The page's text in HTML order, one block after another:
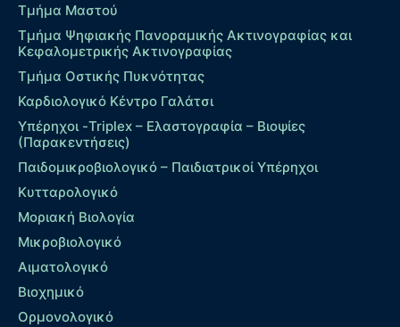
Τμήμα Μαστού
Τμήμα Ψηφιακής Πανοραμικής Ακτινογραφίας και
Κεφαλομετρικής Ακτινογραφίας
Τμήμα Οστικής Πυκνότητας
Καρδιολογικό Κέντρο Γαλάτσι
Υπέρηχοι -Triplex – Eλαστογραφία – Βιοψίες
(Παρακεντήσεις)
Παιδομικροβιολογικό – Παιδιατρικοί Υπέρηχοι
Κυτταρολογικό
Μοριακή Βιολογία
Μικροβιολογικό
Αιματολογικό
Βιοχημικό
Ορμονολογικό